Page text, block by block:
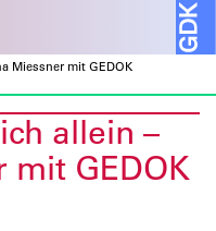
ᐯ
Miessner mit GEDOK
allein –
mit GEDOK